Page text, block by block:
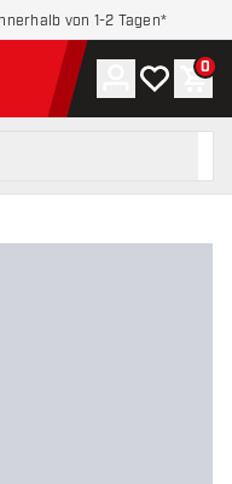
von 1-2 Tagen*
Konto
Meine 0